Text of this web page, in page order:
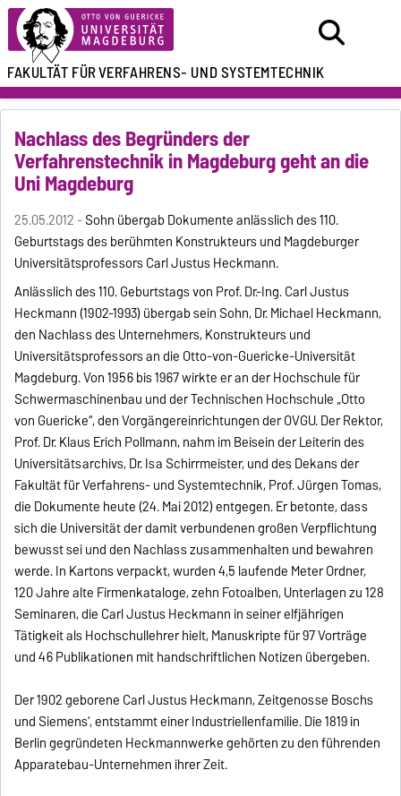
FAKULTÄT FÜRVERFAHRENS- UND SYSTEMTECHNIK
Nachlass des Begründers der
Verfahrenstechnik in Magdeburg geht an die
Uni Magdeburg
25.05.2012 -Sohn übergab Dokumente anlässlich des 110.
Geburtstags des berühmten Konstrukteurs und Magdeburger
Universitätsprofessors Carl Justus Heckmann.
Anlässlich des 110. Geburtstags von Prof. Dr.-Ing. Carl Justus
Heckmann (1902-1993) übergab sein Sohn, Dr. Michael Heckmann,
den Nachlass des Unternehmers, Konstrukteurs und
Universitätsprofessors an die Otto-von-Guericke-Universität
Magdeburg. Von 1956 bis 1967 wirkte er an der Hochschule für
Schwermaschinenbau und der Technischen Hochschule „Otto
von Guericke“, den Vorgängereinrichtungen der OVGU. Der Rektor,
Prof. Dr. Klaus Erich Pollmann, nahm im Beisein der Leiterin des
Universitätsarchivs, Dr. Isa Schirrmeister, und des Dekans der
Fakultät für Verfahrens- und Systemtechnik, Prof. Jürgen Tomas,
die Dokumente heute (24. Mai 2012) entgegen. Er betonte, dass
sich die Universität der damit verbundenen großen Verpflichtung
bewusst sei und den Nachlass zusammenhalten und bewahren
werde. In Kartons verpackt, wurden 4,5 laufende Meter Ordner,
120 Jahre alte Firmenkataloge, zehn Fotoalben, Unterlagen zu 128
Seminaren, die Carl Justus Heckmann in seiner elfjährigen
Tätigkeit als Hochschullehrer hielt, Manuskripte für 97 Vorträge
und 46 Publikationen mit handschriftlichen Notizen übergeben.
Der 1902 geborene Carl Justus Heckmann, Zeitgenosse Boschs
und Siemens‘, entstammt einer Industriellenfamilie. Die 1819 in
Berlin gegründeten Heckmannwerke gehörten zu den führenden
Apparatebau-Unternehmen ihrer Zeit.